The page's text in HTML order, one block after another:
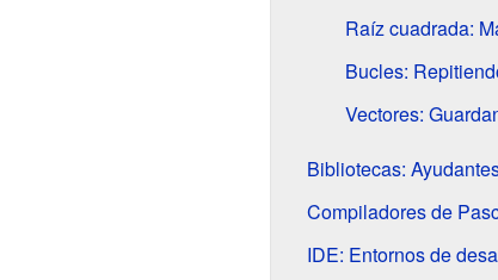
Raíz cuadrada:
Bucles:
Vectores:
Bibliotecas:
Compiladores de
IDE: Entornos de